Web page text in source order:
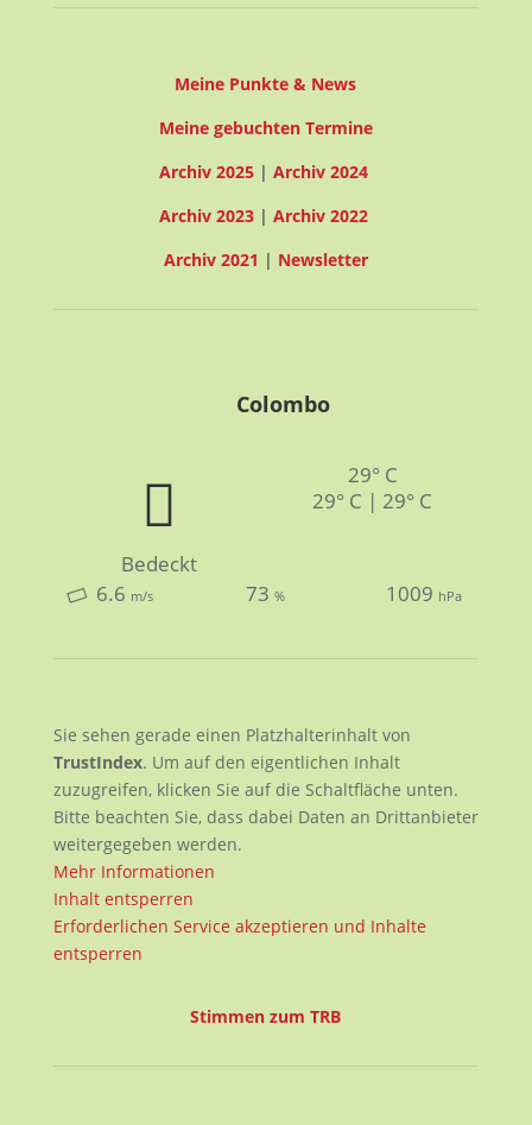
Meine Punkte & News
Meine gebuchten Termine
Archiv 2025| Archiv 2024
Archiv 2023| Archiv 2022
Archiv 2021 | Newsletter
Colombo
Bedeckt
29° C
29° C | 29° C
6.6 m/s 73% 1009 hPa
Sie sehen gerade einen Platzhalterinhalt von
TrustIndex. Um auf den eigentlichen Inhalt
zuzugreifen, klicken Sie auf die Schaltfläche unten.
Bitte beachten Sie, dass dabei Daten an Drittanbieter
weitergegeben werden.
Mehr Informationen
Inhalt entsperren
Erforderlichen Service akzeptieren und Inhalte
entsperren
Stimmen zum TRB